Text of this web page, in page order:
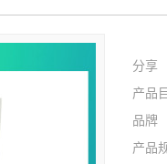
分享
产品
品牌
产品